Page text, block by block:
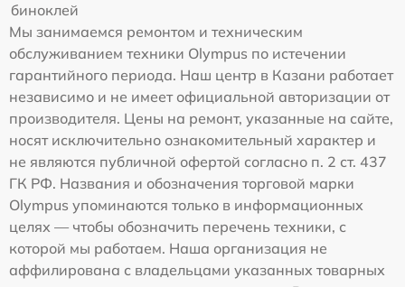
биноклей
Мы занимаемся ремонтом и техническим
обслуживанием техники Olympus по истечении
гарантийного периода. Наш центр в Казани работает
независимо и не имеет официальной авторизации от
производителя. Цены на ремонт, указанные на сайте,
носят исключительно ознакомительный характер и
не являются публичной офертой согласно п. 2 ст. 437
ГК РФ. Названия и обозначения торговой марки
Olympus упоминаются только в информационных
целях — чтобы обозначить перечень техники, с
которой мы работаем. Наша организация не
аффилирована с владельцами указанных товарных